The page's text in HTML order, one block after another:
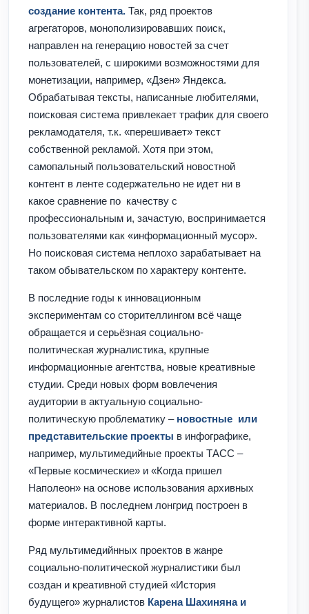
создание контента. Так, ряд проектов
агрегаторов, монополизировавших поиск,
направлен на генерацию новостей за счет
пользователей, с широкими возможностями для
монетизации, например, «Дзен» Яндекса.
Обрабатывая тексты, написанные любителями,
поисковая система привлекает трафик для своего
рекламодателя, т.к. «перешивает» текст
собственной рекламой. Хотя при этом,
самопальный пользовательский новостной
контент в ленте содержательно не идет ни в
какое сравнение по качеству с
профессиональным и, зачастую, воспринимается
пользователями как «информационный мусор».
Но поисковая система неплохо зарабатывает на
таком обывательском по характеру контенте.
В последние годы к инновационным
экспериментам со сторителлингом всё чаще
обращается и серьёзная социально-
политическая журналистика, крупные
информационные агентства, новые креативные
студии. Среди новых форм вовлечения
аудитории в актуальную социально-
политическую проблематику – новостные или
представительские проекты в инфографике,
например, мультимедийные проекты ТАСС –
«Первые космические» и «Когда пришел
Наполеон» на основе использования архивных
материалов. В последнем лонгрид построен в
форме интерактивной карты.
Ряд мультимедийнных проектов в жанре
социально-политической журналистики был
создан и креативной студией «История
будущего» журналистов Карена Шахиняна и